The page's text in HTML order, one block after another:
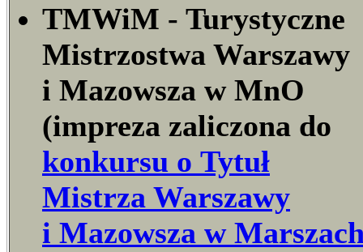
TMWiM - Turystyczne
Mistrzostwa Warszawy
i Mazowsza w MnO
(impreza zaliczona do
konkursu o Tytuł
Mistrza Warszawy
i Mazowsza w